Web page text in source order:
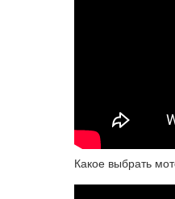
Какое выбрать